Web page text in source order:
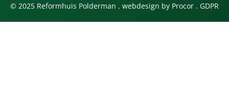
© 2025 Reformhuis Polderman . webdesign by Procor . GDPR